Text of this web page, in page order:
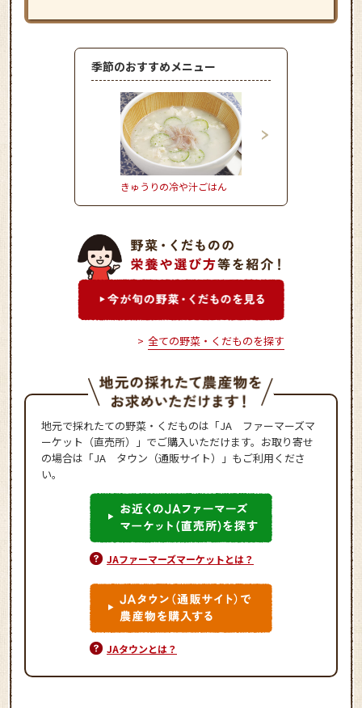
季節のおすすめメニュー
きゅうりの冷や汁ごはん
かぼちゃとれんこんの
サミコサラダ
全ての野菜・くだものを探す
地元で採れたての野菜・くだものは「JA ファーマーズマ
ーケット（直売所）」でご購入いただけます。お取り寄せ
の場合は「JA タウン（通販サイト）」もご利用くださ
い。
JAファーマーズマーケットとは？
JAタウンとは？